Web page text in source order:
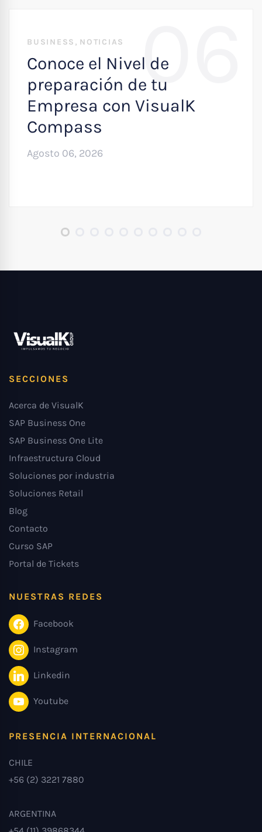
06
BUSINESS , NOTICIAS
Conoce el Nivel de
preparación de tu
Empresa con VisualK
Compass
Agosto 06, 2026
SECCIONES
Acerca de VisualK
SAP Business One
SAP Business One Lite
Infraestructura Cloud
Soluciones por industria
Soluciones Retail
Blog
Contacto
Curso SAP
Portal de Tickets
NUESTRAS REDES
Facebook
Instagram
Linkedin
Youtube
PRESENCIA INTERNACIONAL
CHILE
+56 (2) 3221 7880
ARGENTINA